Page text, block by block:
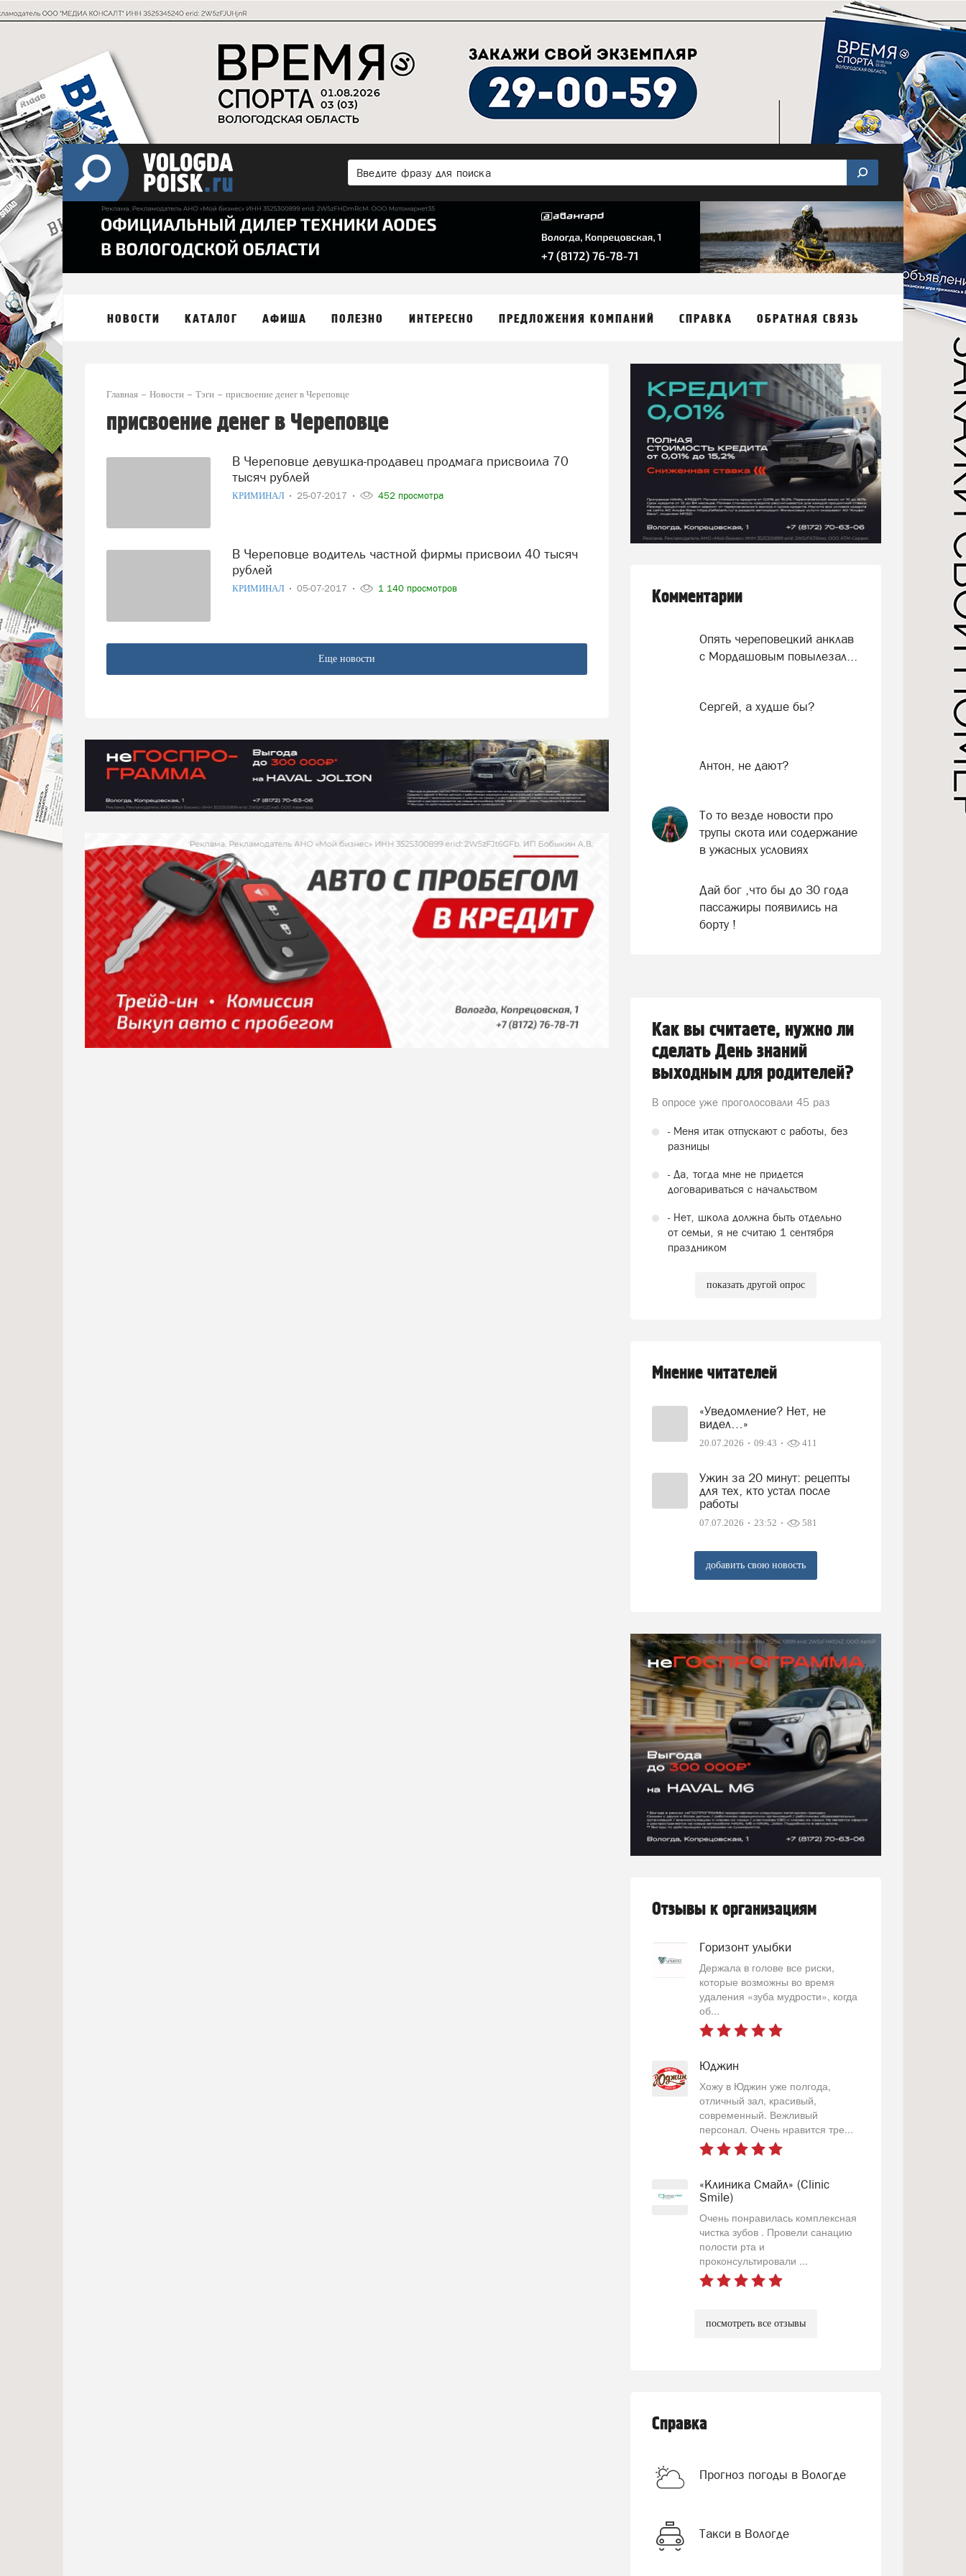
НОВОСТИ КАТАЛОГ АФИША ПОЛЕЗНО ИНТЕРЕСНО ПРЕДЛОЖЕНИЯ КОМПАНИЙ СПРАВКА ОБРАТНАЯ СВЯЗЬ
Главная Новости Тэги присвоение денег в Череповце
присвоение денег в Череповце
В Череповце девушка-продавец продмага присвоила 70
тысяч рублей
КРИМИНАЛ 25-07-2017 452 просмотра
В Череповце водитель частной фирмы присвоил 40 тысяч
рублей
КРИМИНАЛ 05-07-2017 1 140 просмотров
Еще новости
Комментарии
Опять череповецкий анклав
с Мордашовым повылезал...
Сергей, а худше бы?
Антон, не дают?
То то везде новости про
трупы скота или содержание
в ужасных условиях
Дай бог ,что бы до 30 года
пассажиры появились на
борту !
Как вы считаете, нужно ли
сделать День знаний
выходным для родителей?
В опросе уже проголосовали 45 раз
- Меня итак отпускают с работы, без
разницы
- Да, тогда мне не придется
договариваться с начальством
- Нет, школа должна быть отдельно
от семьи, я не считаю 1 сентября
праздником
показать другой опрос
Мнение читателей
«Уведомление? Нет, не
видел…»
20.07.2026 09:43 411
Ужин за 20 минут: рецепты
для тех, кто устал после
работы
07.07.2026 23:52 581
добавить свою новость
Отзывы к организациям
Горизонт улыбки
Держала в голове все риски,
которые возможны во время
удаления «зуба мудрости», когда
об...
Юджин
Хожу в Юджин уже полгода,
отличный зал, красивый,
современный. Вежливый
персонал. Очень нравится тре...
«Клиника Смайл» (Clinic
Smile)
Очень понравилась комплексная
чистка зубов . Провели санацию
полости рта и
проконсультировали ...
посмотреть все отзывы
Справка
Прогноз погоды в Вологде
Такси в Вологде